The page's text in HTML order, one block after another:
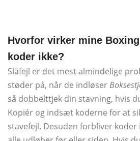
Hvorfor virker mine
koder ikke?
Slåfejl er det mest almindelige
støder på, når de indløser
så dobbelttjek din stavning, hvis
Kopiér og indsæt koderne for at
stavefejl. Desuden forbliver koder